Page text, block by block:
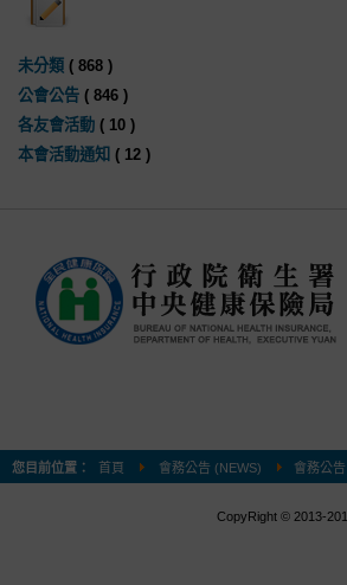
未分類 ( 868 )
公會公告 ( 846 )
各友會活動 ( 10 )
本會活動通知 ( 12 )
您目前位置： 首頁 會務公告 (NEWS) 會務公告
CopyRight © 2013-